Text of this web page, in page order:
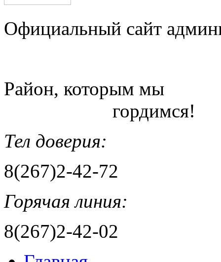
Официальный сайт
Район, которым мы
гордимся!
Тел доверия:
8(267)2-42-72
Горячая линия:
8(267)2-42-02